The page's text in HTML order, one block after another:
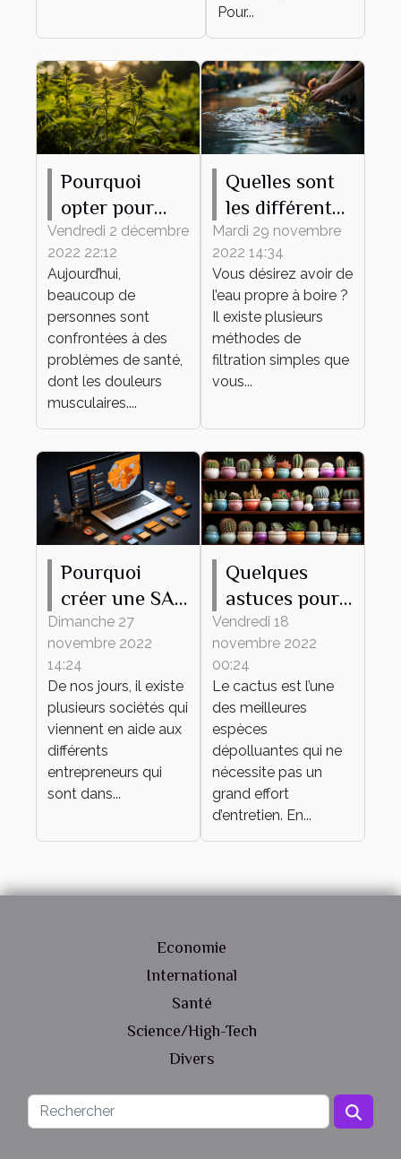
Pour...
Pourquoi
opter pour
l’utilisation de
l’huile de
CBD ?
Vendredi 2 décembre
2022 22:12
Aujourd’hui,
beaucoup de
personnes sont
confrontées à des
problèmes de santé,
dont les douleurs
musculaires....
Quelles sont
les différentes
méthodes
pour avoir de
l’eau propre ?
Mardi 29 novembre
2022 14:34
Vous désirez avoir de
l’eau propre à boire ?
Il existe plusieurs
méthodes de
filtration simples que
vous...
Pourquoi
créer une SAS
en ligne ?
Dimanche 27
novembre 2022
14:24
De nos jours, il existe
plusieurs sociétés qui
viennent en aide aux
différents
entrepreneurs qui
sont dans...
Quelques
astuces pour
bien
entretenir son
mini cactus
Vendredi 18
novembre 2022
00:24
Le cactus est l’une
des meilleures
espèces
dépolluantes qui ne
nécessite pas un
grand effort
d’entretien. En...
Economie
International
Santé
Science/High-Tech
Divers